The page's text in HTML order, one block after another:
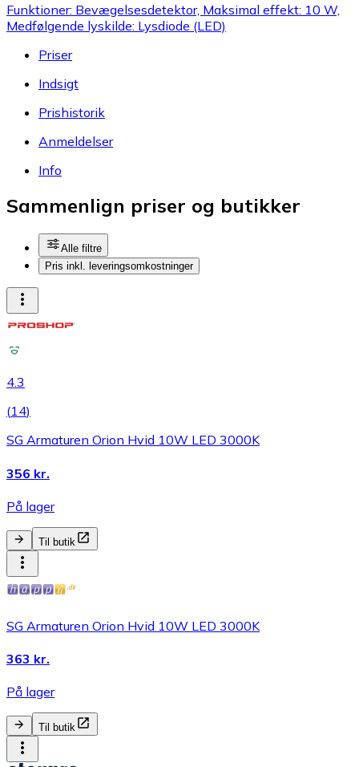
Funktioner: Bevægelsesdetektor, Maksimal effekt: 10 W,
Medfølgende lyskilde: Lysdiode (LED)
Priser
Indsigt
Prishistorik
Anmeldelser
Info
Sammenlign priser og butikker
Alle filtre
Pris inkl. leveringsomkostninger
4.3
(14)
SG Armaturen Orion Hvid 10W LED 3000K
356 kr.
På lager
Til butik
SG Armaturen Orion Hvid 10W LED 3000K
363 kr.
På lager
Til butik